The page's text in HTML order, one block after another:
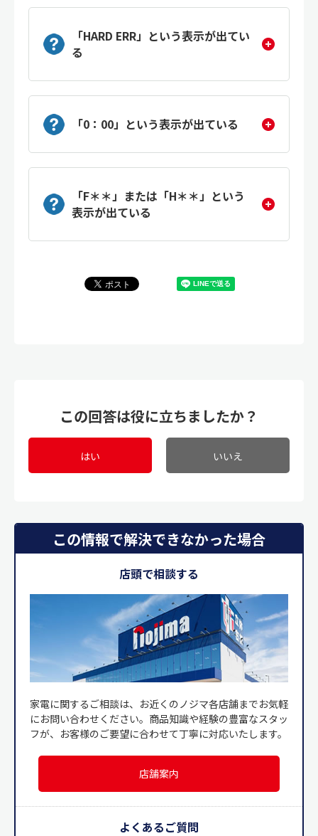
「HARD ERR」という表示が出てい
る
「0：00」という表示が出ている
「F＊＊」または「H＊＊」という
表示が出ている
この回答は役に立ちましたか？
はい いいえ
この情報で解決できなかった場合
店頭で相談する
家電に関するご相談は、お近くのノジマ各店舗までお気軽
にお問い合わせください。商品知識や経験の豊富なスタッ
フが、お客様のご要望に合わせて丁寧に対応いたします。
店舗案内
よくあるご質問